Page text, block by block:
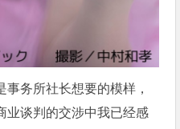
务所社长想要的模样，
业谈判的交涉中我已经感